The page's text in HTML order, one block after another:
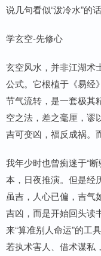
说几句看似“泼冷水”的
学玄空-先修心
玄空风水，并非江湖术
公式。它根植于《易经
节气流转，是一套极其
空之法，差之毫厘，谬
吉可变凶，福反成祸。
我年少时也曾痴迷于“
本，日夜推演。但是经
虽吉，人心已偏，吉气
吉凶，而是开始回头读
来“算准别人命运”的工
若执术害人、借术谋